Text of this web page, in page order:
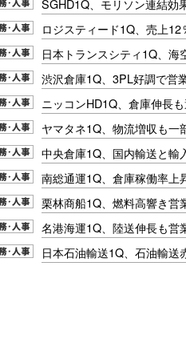
ロジスティード1Q、売上
日本トランスシティ1Q、海
渋沢倉庫1Q、3PL好調で営
ニッコンHD1Q、倉庫伸長
ヤマタネ1Q、物流増収も一
中央倉庫1Q、国内輸送と輸
南総通運1Q、倉庫稼働率上
栗林商船1Q、燃料高響き営
名港海運1Q、陸送伸長も営
日本石油輸送1Q、石油輸送